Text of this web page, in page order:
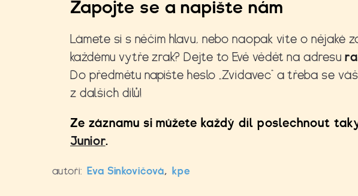
Zapojte se a napište nám
Lámete si s něčím hlavu, nebo naopak víte o nějaké
každému vytře zrak? Dejte to Evě vědět na adresu
Do předmětu napište heslo „Zvídavec“ a třeba se
z dalších dílů!
Ze záznamu si můžete každý díl poslechnout
Junior.
autoři: Eva Sinkovičová, kpe